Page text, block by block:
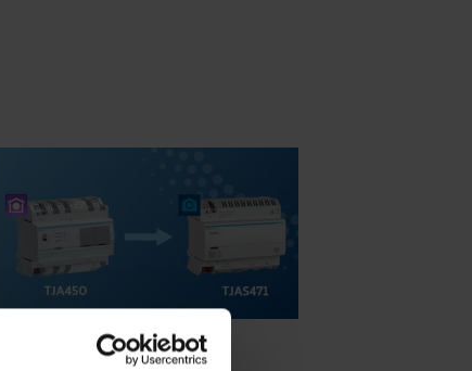
ASENNUSTARVIKKEET
16.10.2025
Lukuaika: 3 min